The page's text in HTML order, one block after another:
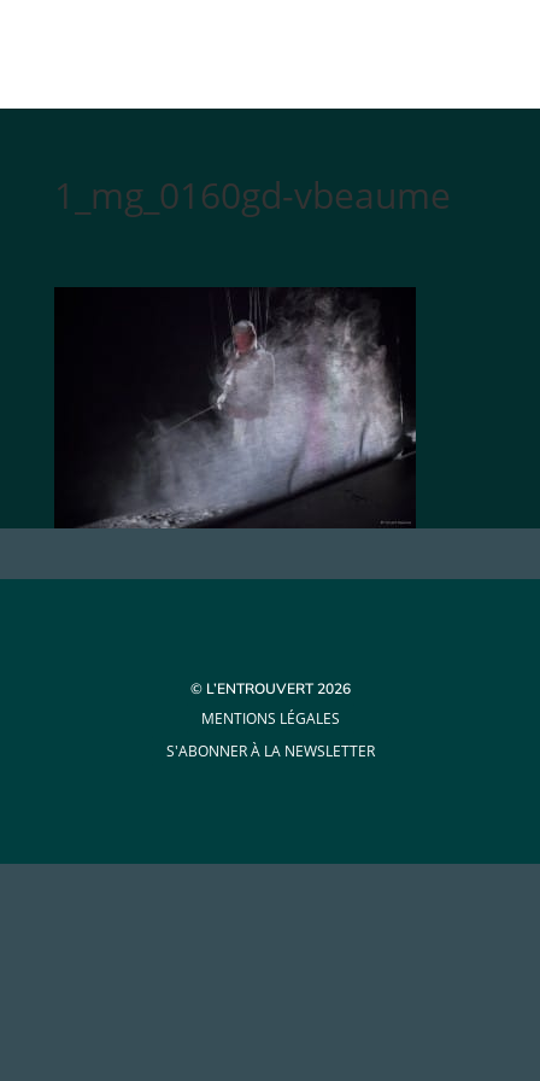
1_mg_0160gd-vbeaume
© L’ENTROUVERT 2026
MENTIONS LÉGALES
S'ABONNER À LA NEWSLETTER